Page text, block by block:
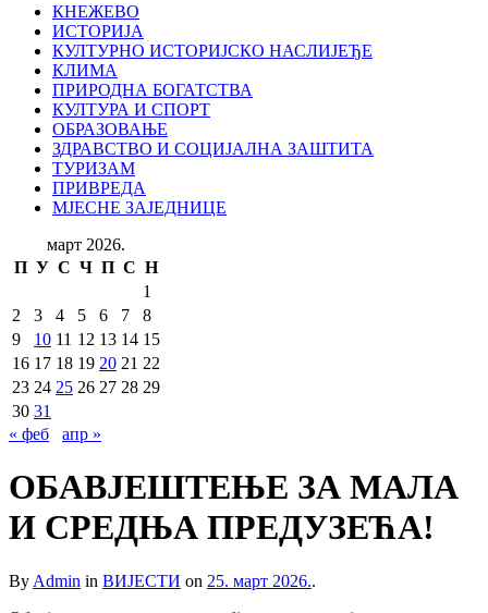
КНЕЖЕВО
ИСТОРИЈА
КУЛТУРНО ИСТОРИЈСКО НАСЛИЈЕЂЕ
КЛИМА
ПРИРОДНА БОГАТСТВА
КУЛТУРА И СПОРТ
ОБРАЗОВАЊЕ
ЗДРАВСТВО И СОЦИЈАЛНА ЗАШТИТА
ТУРИЗАМ
ПРИВРЕДА
МЈЕСНЕ ЗАЈЕДНИЦЕ
март 2026.
П У С Ч П С Н
1
2
3 4 5 6 7
8
9
10 11 12 13 14 15
16 17 18 19 20 21 22
23 24 25 26 27 28 29
30 31
« феб
апр »
ОБАВЈЕШТЕЊЕ ЗА МАЛА
И СРЕДЊА ПРЕДУЗЕЋА!
By Admin in ВИЈЕСТИ on 25. март 2026..